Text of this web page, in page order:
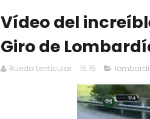
Vídeo del
Giro de
Rueda Lenticular 15:15